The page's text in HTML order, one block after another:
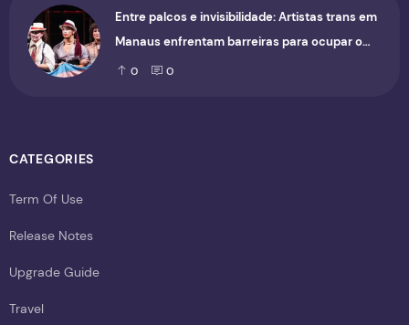
Entre palcos e invisibilidade: Artistas trans em
Manaus enfrentam barreiras para ocupar o
cenário cultural
0 0
CATEGORIES
Term Of Use
Release Notes
Upgrade Guide
Travel